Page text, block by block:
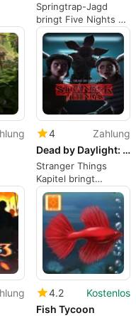
Springtrap-Jagd
bringt Five Nights at
Freddy's in Dead by
Daylight
4
Zahlung
Dead by Daylight: Stranger Things Chapter
Stranger Things
Kapitel bringt
Hawkins in Dead by
Daylight Jagden
4.2
Kostenlos
Fish Tycoon